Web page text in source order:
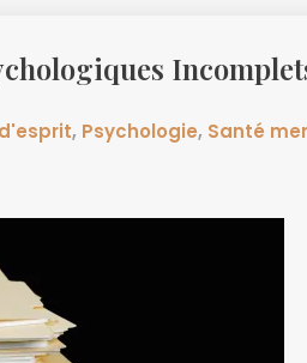
, Psychologie, Santé